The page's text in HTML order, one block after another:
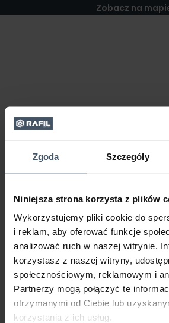
Zgoda Szczegóły
Niniejsza strona korzysta z plików
Wykorzystujemy pliki cookie do
i reklam, aby oferować funkcje
analizować ruch w naszej witrynie.
korzystasz z naszej witryny,
społecznościowym, reklamowym i
Partnerzy mogą połączyć te
otrzymanymi od Ciebie lub
korzystania z ich usług.
Zobacz na